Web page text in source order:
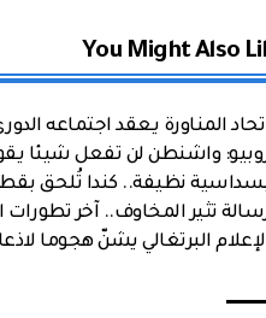
You Might Also
المناورة يعقد اجتماعه الدوري
واشنطن لن تفعل شيئا
نظيفة.. كندا تُلحق
تثير المخاوف.. آخر
البرتغالي يشنّ هجوما